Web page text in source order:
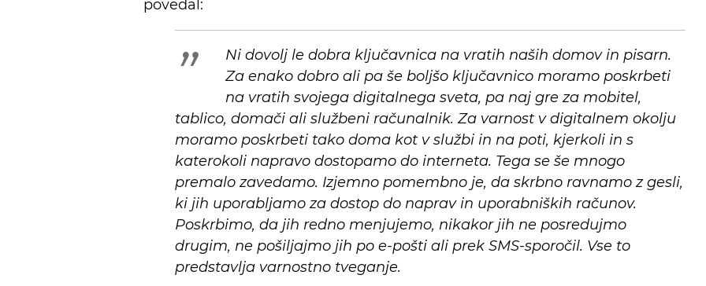
povedal:
Ni dovolj le dobra ključavnica na vratih naših domov in pisarn.
Za enako dobro ali pa še boljšo ključavnico moramo poskrbeti
na vratih svojega digitalnega sveta, pa naj gre za mobitel,
tablico, domači ali službeni računalnik. Za varnost v digitalnem okolju
moramo poskrbeti tako doma kot v službi in na poti, kjerkoli in s
katerokoli napravo dostopamo do interneta. Tega se še mnogo
premalo zavedamo. Izjemno pomembno je, da skrbno ravnamo z gesli,
ki jih uporabljamo za dostop do naprav in uporabniških računov.
Poskrbimo, da jih redno menjujemo, nikakor jih ne posredujmo
drugim, ne pošiljajmo jih po e-pošti ali prek SMS-sporočil. Vse to
predstavlja varnostno tveganje.